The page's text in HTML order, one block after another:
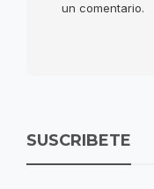
un comentario.
SUSCRIBETE